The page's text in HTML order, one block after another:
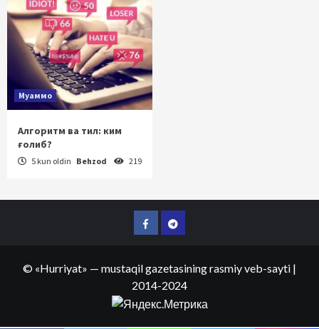
Муаммо
Алгоритм ва тил: ким
ғолиб?
5 kun oldin Behzod 219
FacebookTelegram
© «Hurriyat» — mustaqil gazetasining rasmiy veb-sayti |
2014-2024